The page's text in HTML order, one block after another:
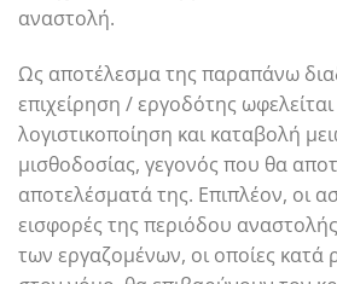
αναστολή.
Ως αποτέλεσμα της παραπάνω
επιχείρηση / εργοδότης
λογιστικοποίηση και καταβολή
μισθοδοσίας, γεγονός που θα
αποτελέσματά της. Επιπλέον, οι
εισφορές της περιόδου
των εργαζομένων, οι οποίες κατά